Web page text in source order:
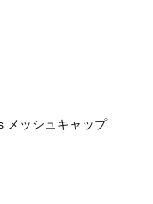
メッシュキャップ